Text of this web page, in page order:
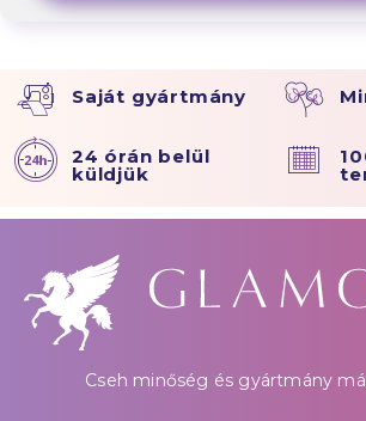
Saját gyártmány
24 órán belül
küldjük
Cseh minőség és gyártmány